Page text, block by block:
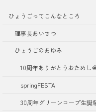
ひょうごってこんなところ
理事長あいさつ
ひょうごのあゆみ
10周年ありがとうおためし
springFESTA
30周年グリーンコープ生誕